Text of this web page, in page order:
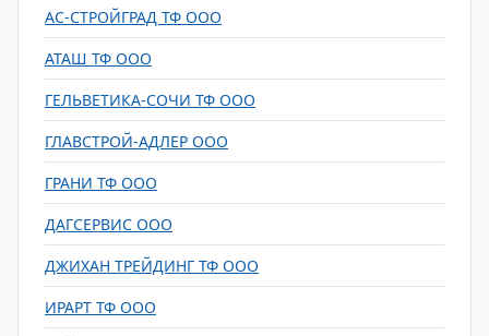
АС-СТРОЙГРАД ТФ ООО
АТАШ ТФ ООО
ГЕЛЬВЕТИКА-СОЧИ ТФ ООО
ГЛАВСТРОЙ-АДЛЕР ООО
ГРАНИ ТФ ООО
ДАГСЕРВИС ООО
ДЖИХАН ТРЕЙДИНГ ТФ ООО
ИРАРТ ТФ ООО